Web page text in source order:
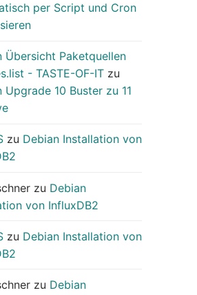
per Script und Cron
Übersicht Paketquellen
- TASTE-OF-IT zu
Upgrade 10 Buster zu 11
zu Debian Installation von
zu Debian
von InfluxDB2
zu Debian Installation von
zu Debian